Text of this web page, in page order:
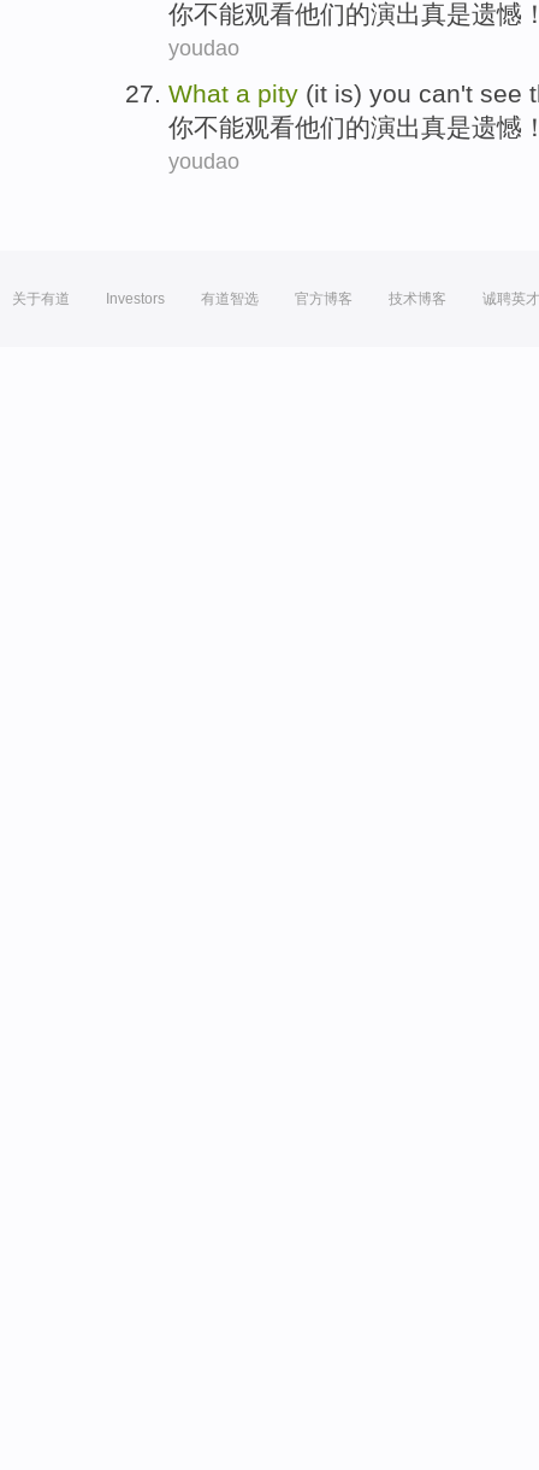
你不能观看他们的演出真是遗憾
youdao
What a pity (it is) you can't see
你不能观看他们的演出真是遗憾
youdao
关于有道 Investors 有道智选 官方博客 技术博客 诚聘英才